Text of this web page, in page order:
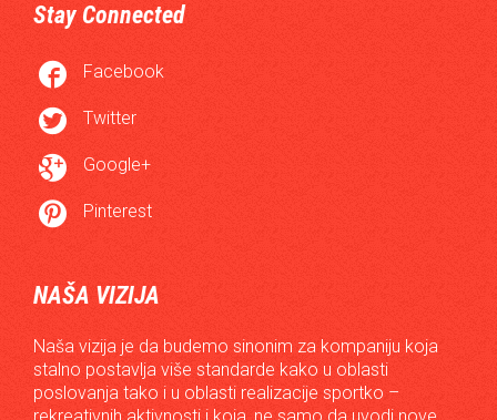
Stay Connected
 Facebook
 Twitter
 Google+
 Pinterest
NAŠA VIZIJA
Naša vizija je da budemo sinonim za kompaniju koja
stalno postavlja više standarde kako u oblasti
poslovanja tako i u oblasti realizacije sportko –